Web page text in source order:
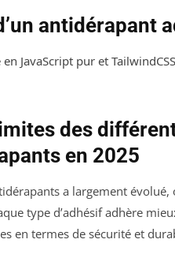
antidérapant
JavaScript pur et
des
en 2025
a largement
type d’adhésif adhère
en termes de sécurité et